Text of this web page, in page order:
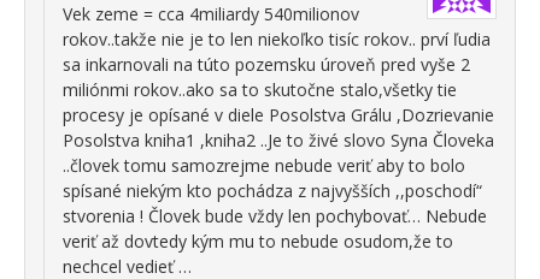
Vek zeme = cca 4miliardy 540milionov
rokov..takže nie je to len niekoľko tisíc rokov.. prví ľudia
sa inkarnovali na túto pozemsku úroveň pred vyše 2
miliónmi rokov..ako sa to skutočne stalo,všetky tie
procesy je opísané v diele Posolstva Grálu ,Dozrievanie
Posolstva kniha1 ,kniha2 ..Je to živé slovo Syna Človeka
..človek tomu samozrejme nebude veriť aby to bolo
spísané niekým kto pochádza z najvyšších ,,poschodí“
stvorenia ! Človek bude vždy len pochybovať… Nebude
veriť až dovtedy kým mu to nebude osudom,že to
nechcel vedieť …